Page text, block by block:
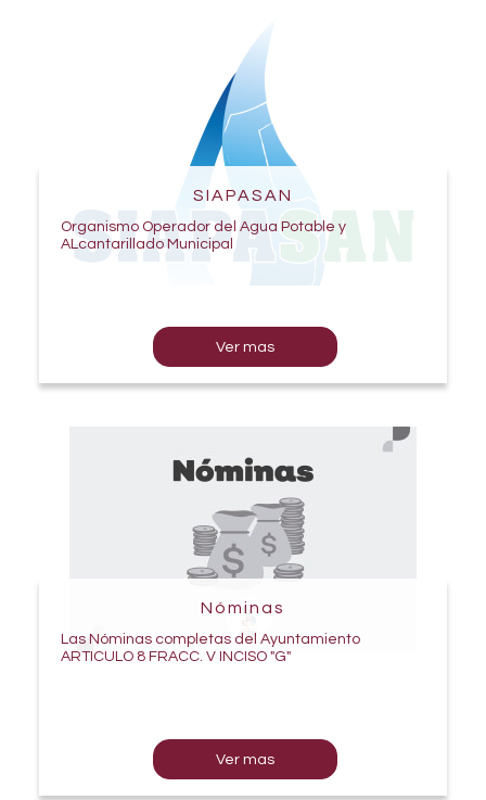
SIAPASAN
Organismo Operador del Agua Potable y
ALcantarillado Municipal
Ver mas
Nóminas
Las Nóminas completas del Ayuntamiento
ARTICULO 8 FRACC. V INCISO "G"
Ver mas